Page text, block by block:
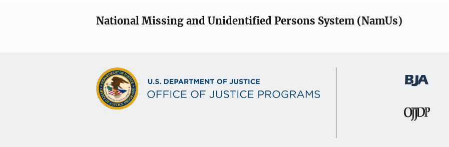
National Missing and Unidentified Persons System (NamUs)